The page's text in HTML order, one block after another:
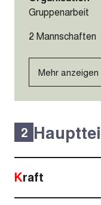
Gruppenarbeit
2 Mannschaften
Mehr anzeigen
2
Kraft